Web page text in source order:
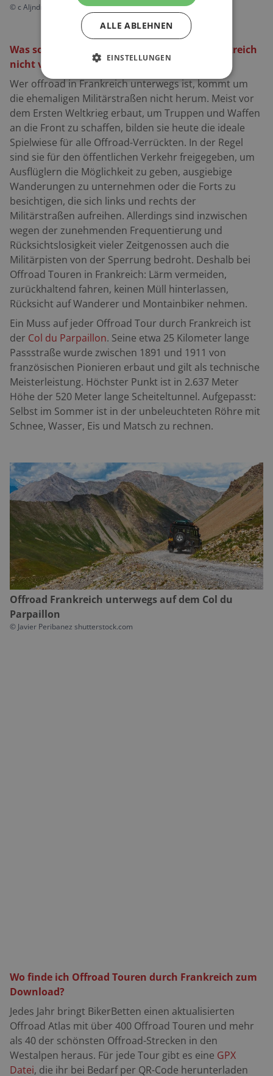
©c Aljndr shutterstock.com
Was sollte ich bei Offroad Touren durch Frankreich
nicht verpassen?
Wer offroad in Frankreich unterwegs ist, kommt um
die ehemaligen Militärstraßen nicht herum. Meist vor
dem Ersten Weltkrieg erbaut, um Truppen und Waffen
an die Front zu schaffen, bilden sie heute die ideale
Spielwiese für alle Offroad-Verrückten. In der Regel
sind sie für den öffentlichen Verkehr freigegeben, um
Ausflüglern die Möglichkeit zu geben, ausgiebige
Wanderungen zu unternehmen oder die Forts zu
besichtigen, die sich links und rechts der
Militärstraßen aufreihen. Allerdings sind inzwischen
wegen der zunehmenden Frequentierung und
Rücksichtslosigkeit vieler Zeitgenossen auch die
Militärpisten von der Sperrung bedroht. Deshalb bei
Offroad Touren in Frankreich: Lärm vermeiden,
zurückhaltend fahren, keinen Müll hinterlassen,
Rücksicht auf Wanderer und Montainbiker nehmen.
Ein Muss auf jeder Offroad Tour durch Frankreich ist
der Col du Parpaillon. Seine etwa 25 Kilometer lange
Passstraße wurde zwischen 1891 und 1911 von
französischen Pionieren erbaut und gilt als technische
Meisterleistung. Höchster Punkt ist in 2.637 Meter
Höhe der 520 Meter lange Scheiteltunnel. Aufgepasst:
Selbst im Sommer ist in der unbeleuchteten Röhre mit
Schnee, Wasser, Eis und Matsch zu rechnen.
Offroad Frankreich unterwegs auf dem Col du
Parpaillon
© Javier Peribanez shutterstock.com
Wo finde ich Offroad Touren durch Frankreich zum
Download?
Jedes Jahr bringt BikerBetten einen aktualisierten
Offroad Atlas mit über 400 Offroad Touren und mehr
als 40 der schönsten Offroad-Strecken in den
Westalpen heraus. Für jede Tour gibt es eine GPX
Datei, die ihr bei Bedarf per QR-Code herunterladen
ALLE ABLEHNEN
EINSTELLUNGEN